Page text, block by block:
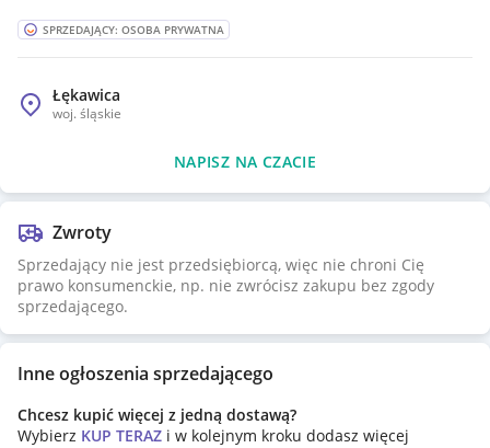
SPRZEDAJĄCY: OSOBA PRYWATNA
Łękawica
woj. śląskie
NAPISZ NA CZACIE
Zwroty
Sprzedający nie jest przedsiębiorcą, więc nie chroni Cię
prawo konsumenckie, np. nie zwrócisz zakupu bez zgody
sprzedającego.
Inne ogłoszenia sprzedającego
Chcesz kupić więcej z jedną dostawą?
Wybierz KUP TERAZ i w kolejnym kroku dodasz więcej